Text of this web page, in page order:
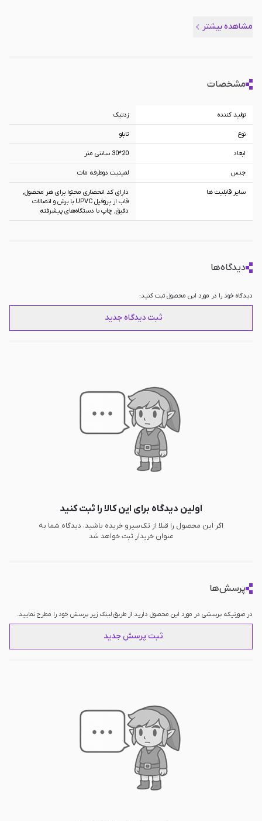
مشاهده بیشتر
مشخصات
تولید کننده زد‌تیک
نوع تابلو
ابعاد 20*30 سانتی متر
جنس لمینیت دوطرفه مات
سایر قابلیت ها
دارای کد انحصاری محتوا برای هر محصول,
قاب از پروفیل UPVC با برش و اتصالات
دقیق, چاپ با دستگاه‌های پیشرفته
دیدگاه‌ها
دیدگاه خود را در مورد این محصول ثبت کنید:
ثبت دیدگاه جدید
اولین دیدگاه برای این کالا را ثبت کنید
اگر این محصول را قبلا از تک‌سیرو خریده باشید، دیدگاه شما به
عنوان خریدار ثبت خواهد شد
پرسش‌ها
در صورتیکه پرسشی در مورد این محصول دارید از طریق لینک زیر پرسش خود را مطرح نمایید.
ثبت پرسش جدید